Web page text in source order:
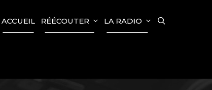
ACCUEIL RÉÉCOUTER LA RADIO